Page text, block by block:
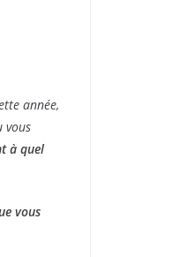
année,
vous
à quel
vous